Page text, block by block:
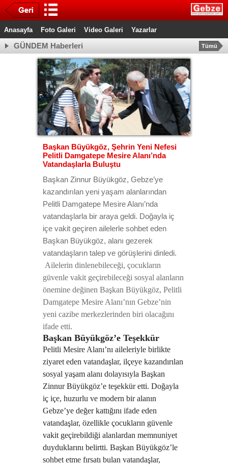
Anasayfa Foto Galeri Video Galeri Yazarlar
GÜNDEM Haberleri Tümü
Başkan Büyükgöz, Şehrin Yeni Nefesi
Pelitli Damgatepe Mesire Alanı’nda
Vatandaşlarla Buluştu
Başkan Zinnur Büyükgöz, Gebze’ye
kazandırılan yeni yaşam alanlarından
Pelitli Damgatepe Mesire Alanı’nda
vatandaşlarla bir araya geldi. Doğayla iç
içe vakit geçiren ailelerle sohbet eden
Başkan Büyükgöz, alanı gezerek
vatandaşların talep ve görüşlerini dinledi.
Ailelerin dinlenebileceği, çocukların
güvenle vakit geçirebileceği sosyal alanların
önemine değinen Başkan Büyükgöz, Pelitli
Damgatepe Mesire Alanı’nın Gebze’nin
yeni cazibe merkezlerinden biri olacağını
ifade etti.
Başkan Büyükgöz’e Teşekkür
Pelitli Mesire Alanı’nı aileleriyle birlikte
ziyaret eden vatandaşlar, ilçeye kazandırılan
sosyal yaşam alanı dolayısıyla Başkan
Zinnur Büyükgöz’e teşekkür etti. Doğayla
iç içe, huzurlu ve modern bir alanın
Gebze’ye değer kattığını ifade eden
vatandaşlar, özellikle çocukların güvenle
vakit geçirebildiği alanlardan memnuniyet
duyduklarını belirtti. Başkan Büyükgöz’le
sohbet etme fırsatı bulan vatandaşlar,